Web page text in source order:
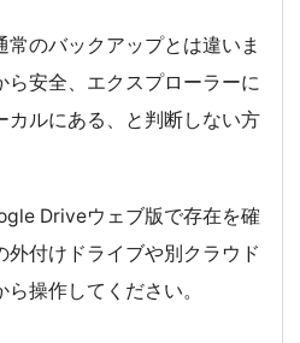
のバックアップとは違いま
ら安全、エクスプローラーに
カルにある、と判断しない方
Driveウェブ版で存在を確
付けドライブや別クラウド
操作してください。